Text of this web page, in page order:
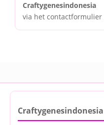
Craftygenesindonesia
via het contactformulier
Craftygenesindonesia